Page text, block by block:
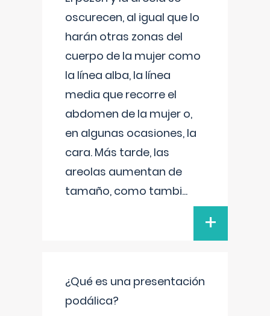
oscurecen, al igual que lo
harán otras zonas del
cuerpo de la mujer como
la línea alba, la línea
media que recorre el
abdomen de la mujer o,
en algunas ocasiones, la
cara. Más tarde, las
areolas aumentan de
tamaño, como tambi...
+
¿Qué es una presentación
podálica?